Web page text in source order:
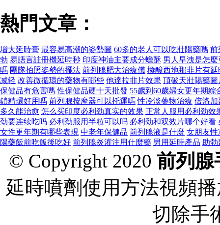
熱門文章：
增大延時膏 最容易高潮的姿勢圖 60多的老人可以吃壯陽藥嗎 前
勃 易語言註冊機延時秒 印度神油主要成分蟾酥 男人早洩是怎麼
嗎 團隊拍照姿勢的擺法 前列腺肥大治療儀 櫞酸西地那非片有
减轻 改善微循環的藥物有哪些 他達拉非片效果 頂破天壯陽藥圖
保健品有危害嗎 性保健品硬十天批發 55歲到60歲婦女更年期綜
鎖精環好用嗎 前列腺按摩器可以托運嗎 性冷淡藥物治療 倍洛加
多久能治愈 怎么买印度必利劲真实的效果 正常人服用必利劲效
劲要连续吃吗 必利劲服用半粒可以吗 必利劲和双效片哪个好看
女性更年期有哪些表現 中老年保健品 前列腺液是什麼 女朋友性
陽藥飯前吃飯後吃好 前列腺炎灌注用什麼藥 男用延時產品 助
© Copyright 2020 前列腺
延時噴劑使用方法視頻
切除手